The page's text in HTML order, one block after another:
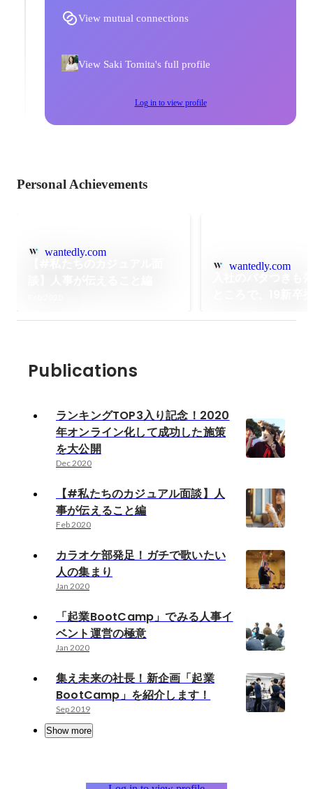
View mutual connections
View Saki Tomita's full profile
Log in to view profile
Personal Achievements
wantedly.com
wantedly.com
Publications
ランキングTOP3入り記念！2020
年オンライン化して成功した施策
を大公開
Dec 2020
【#私たちのカジュアル面談】人
事が伝えること編
Feb 2020
カラオケ部発足！ガチで歌いたい
人の集まり
Jan 2020
「起業BootCamp」でみる人事イ
ベント運営の極意
Jan 2020
集え未来の社長！新企画「起業
BootCamp」を紹介します！
Sep 2019
Show more